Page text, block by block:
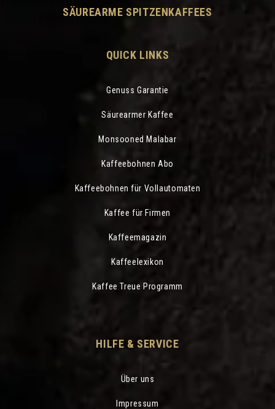
SÄUREARME SPITZENKAFFEES
QUICK LINKS
Genuss Garantie
Säurearmer Kaffee
Monsooned Malabar
Kaffeebohnen Abo
Kaffeebohnen für Vollautomaten
Kaffee für Firmen
Kaffeemagazin
Kaffeelexikon
Kaffee Treue Programm
HILFE & SERVICE
Über uns
Impressum